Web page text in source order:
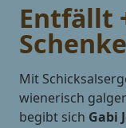
Entfällt
Mit
wienerisch
begibt sich Gabi